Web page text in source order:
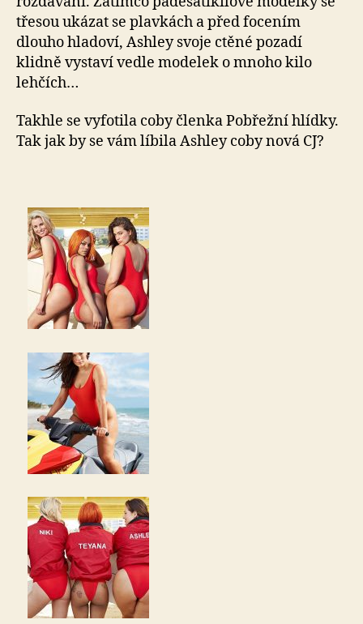
třesou ukázat se plavkách a před focením
dlouho hladoví, Ashley svoje ctěné pozadí
klidně vystaví vedle modelek o mnoho kilo
lehčích…
Takhle se vyfotila coby členka Pobřežní hlídky.
Tak jak by se vám líbila Ashley coby nová CJ?